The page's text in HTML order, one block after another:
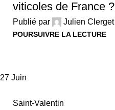
viticoles de France ?
Publié par Julien Clerget
POURSUIVRE LA LECTURE
27 Juin
Saint-Valentin